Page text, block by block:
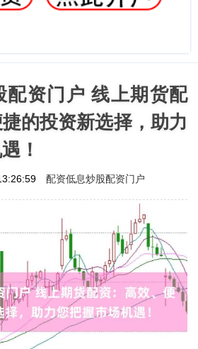
配资门户 线上期货配
的投资新选择，助力
！
配资低息炒股配资门户